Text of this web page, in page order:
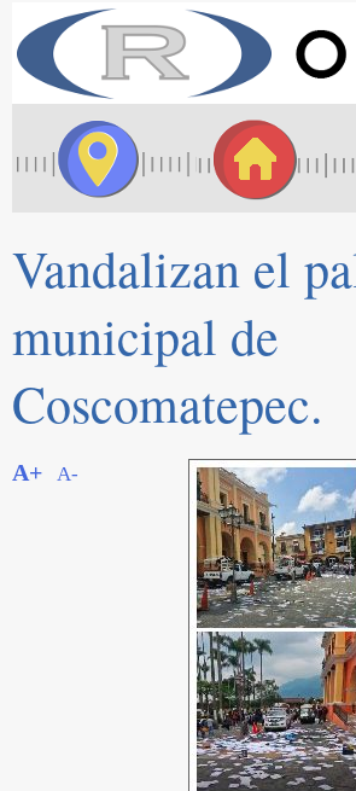
Vandalizan el
municipal de
Coscomatepec.
A+ A-